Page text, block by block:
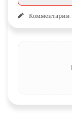
Комментарии